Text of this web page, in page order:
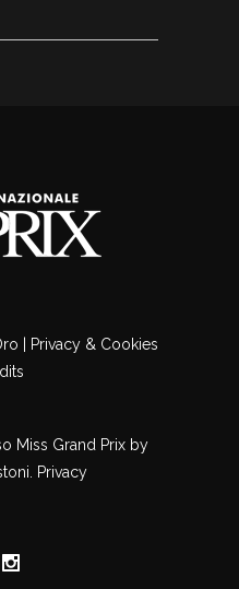
Privacy & Cookies
Miss Grand Prix by
Privacy